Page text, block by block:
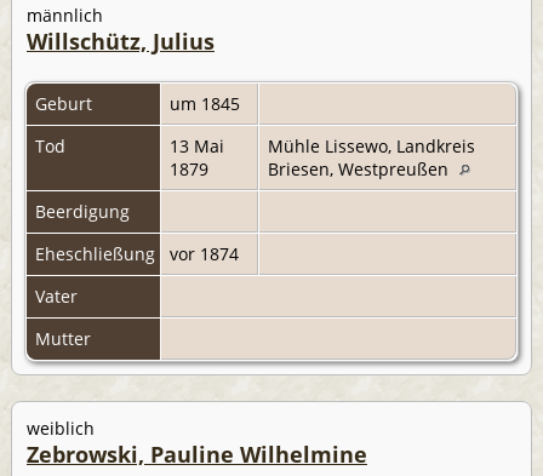
männlich
Willschütz, Julius
Geburt
um 1845
Tod
13 Mai
1879
Mühle Lissewo, Landkreis
Briesen, Westpreußen
Beerdigung
Eheschließung
vor 1874
Vater
Mutter
weiblich
Zebrowski, Pauline Wilhelmine